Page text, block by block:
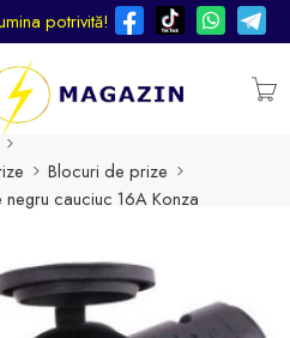
potrivită!
Blocuri de prize
cauciuc 16A Konza